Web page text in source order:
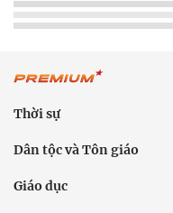
Thời sự
Dân tộc và Tôn giáo
Giáo dục